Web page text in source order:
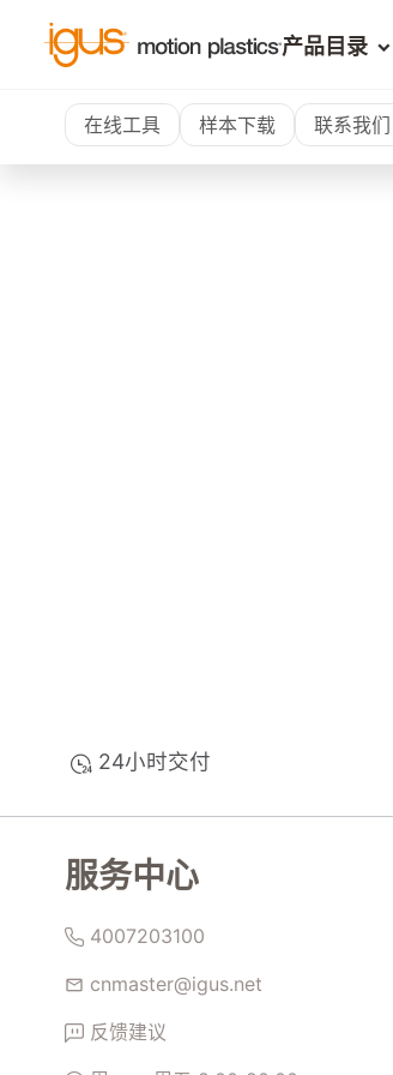
产品目录
在线工具 样本下载 联系我们
24小时交付
服务中心
4007203100
cnmaster@igus.net
反馈建议